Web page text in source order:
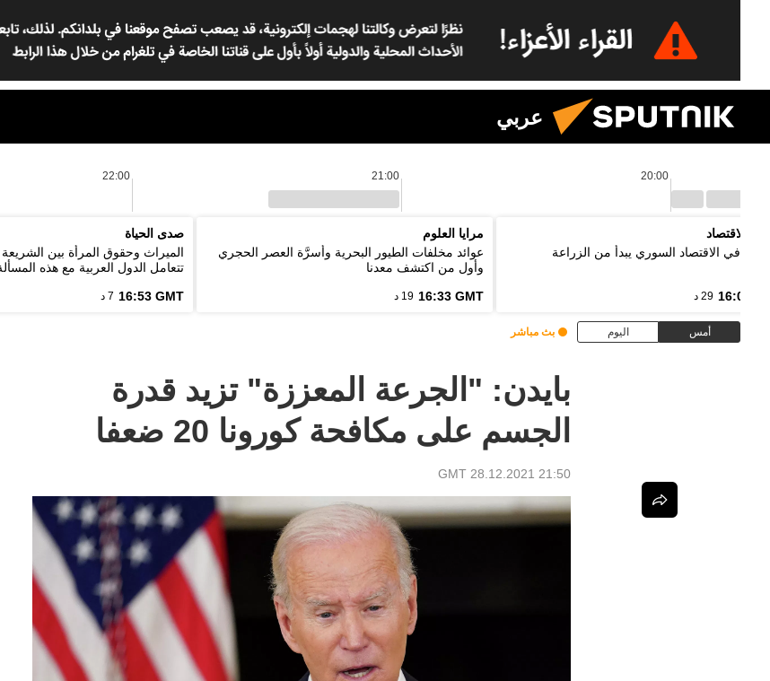
عربي
20:00
21:00
22:00
الاقتصاد
تعافي الاقتصاد السوري يبدأ من الزراعة
16:03 29 د
مرايا العلوم
عوائد مخلفات الطيور البحرية وأسرَّة العصر الحجري
وأول من اكتشف معدنا
16:33 GMT 19 د
صدى الحياة
الميراث وحقوق المرأة بين
تتعامل الدول العربية مع هذه
16:53 GMT 7 د
أمس اليوم بث مباشر
بايدن: "الجرعة المعززة" تزيد قدرة
الجسم على مكافحة كورونا 20 ضعفا
21:50 GMT 28.12.2021